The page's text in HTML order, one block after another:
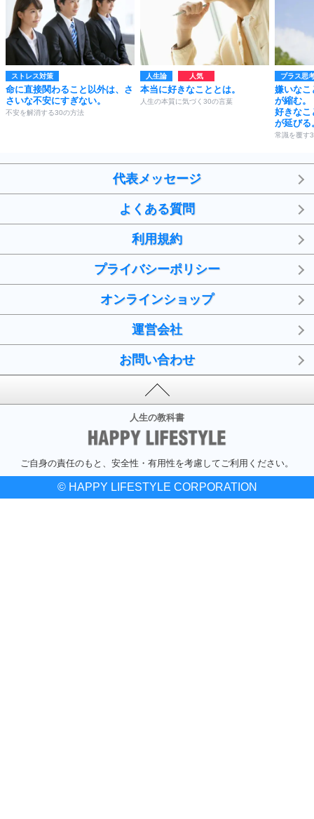
ストレス対策
命に直接関わること以外は、さ
さいな不安にすぎない。
不安を解消する30の方法
人生論
本当に好きなこととは。
人生の本質に気づく30の言葉
プラス思
嫌いなこ
が縮む。
好きなこ
が延びる
常識を覆す
代表メッセージ
よくある質問
利用規約
プライバシーポリシー
オンラインショップ
運営会社
お問い合わせ
人生の教科書
ご自身の責任のもと、安全性・有用性を考慮してご利用ください。
© HAPPY LIFESTYLE CORPORATION